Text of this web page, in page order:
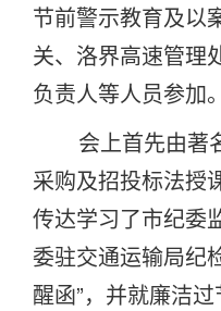
节前警示教育及以
关、洛界高速管理
负责人等人员参加。
会上首先由著
采购及招投标法授
传达学习了市纪委
委驻交通运输局纪
醒函”，并就廉洁